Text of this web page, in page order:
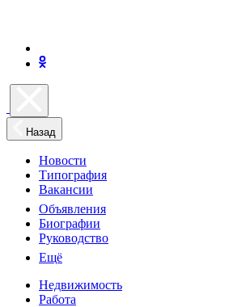
Назад
Новости
Типография
Вакансии
Объявления
Биографии
Руководство
Ещё
Недвижимость
Работа